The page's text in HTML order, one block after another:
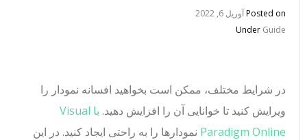
Posted onآوریل 6, 2022
UnderGuide
در شرایط مختلف، ممکن است بخواهید افسانه نمودار را
ویرایش کنید تا خوانایی آن را افزایش دهید. با Visual
Paradigm Onlineنمودارها را به راحتی ایجاد کنید. در این